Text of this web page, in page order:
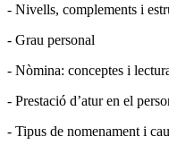
- Nivells, complements i
- Grau personal
- Nòmina: conceptes i
- Prestació d’atur en el
- Tipus de nomenament i